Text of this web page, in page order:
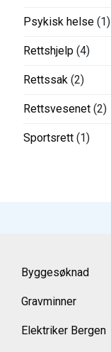
Psykisk helse (1)
Rettshjelp (4)
Rettssak (2)
Rettsvesenet (2)
Sportsrett (1)
Byggesøknad
Gravminner
Elektriker Bergen